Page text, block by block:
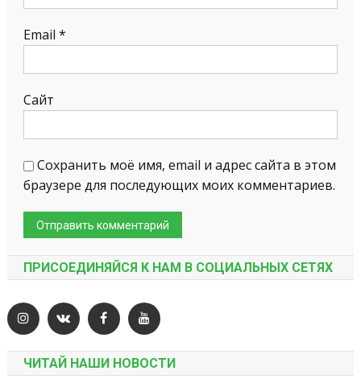
Email *
Сайт
Сохранить моё имя, email и адрес сайта в этом
браузере для последующих моих комментариев.
ПРИСОЕДИНЯЙСЯ К НАМ В СОЦИАЛЬНЫХ СЕТЯХ
ЧИТАЙ НАШИ НОВОСТИ